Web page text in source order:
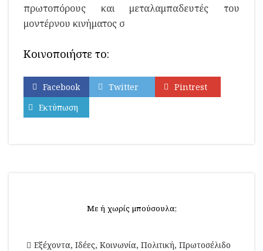
πρωτοπόρους και μεταλαμπαδευτές του
μοντέρνου κινήματος σ
Κοινοποιήστε το:
Facebook Twitter
Pintrest
Εκτύπωση
Με ή χωρίς μπούσουλα;
Εξέχοντα, Ιδέες, Κοινωνία, Πολιτική, Πρωτοσέλιδο